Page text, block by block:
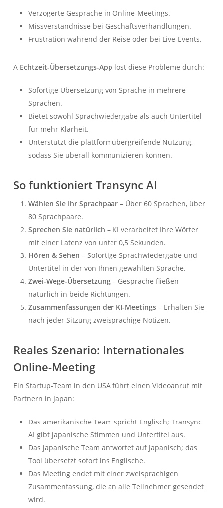
Verzögerte Gespräche in Online-Meetings.
Missverständnisse bei Geschäftsverhandlungen.
Frustration während der Reise oder bei Live-Events.
A Echtzeit-Übersetzungs-App löst diese Probleme durch:
Sofortige Übersetzung von Sprache in mehrere
Sprachen.
Bietet sowohl Sprachwiedergabe als auch Untertitel
für mehr Klarheit.
Unterstützt die plattformübergreifende Nutzung,
sodass Sie überall kommunizieren können.
So funktioniert Transync AI
Wählen Sie Ihr Sprachpaar– Über 60 Sprachen, über
80 Sprachpaare.
Sprechen Sie natürlich – KI verarbeitet Ihre Wörter
mit einer Latenz von unter 0,5 Sekunden.
Hören & Sehen – Sofortige Sprachwiedergabe und
Untertitel in der von Ihnen gewählten Sprache.
Zwei-Wege-Übersetzung– Gespräche fließen
natürlich in beide Richtungen.
Zusammenfassungen der KI-Meetings– Erhalten Sie
nach jeder Sitzung zweisprachige Notizen.
Reales Szenario: Internationales
Online-Meeting
Ein Startup-Team in den USA führt einen Videoanruf mit
Partnern in Japan:
Das amerikanische Team spricht Englisch; Transync
AI gibt japanische Stimmen und Untertitel aus.
Das japanische Team antwortet auf Japanisch; das
Tool übersetzt sofort ins Englische.
Das Meeting endet mit einer zweisprachigen
Zusammenfassung, die an alle Teilnehmer gesendet
wird.